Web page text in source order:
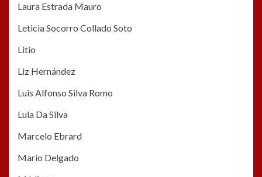
Laura Estrada Mauro
Leticia Socorro Collado Soto
Litio
Liz Hernández
Luis Alfonso Silva Romo
Lula Da Silva
Marcelo Ebrard
Mario Delgado